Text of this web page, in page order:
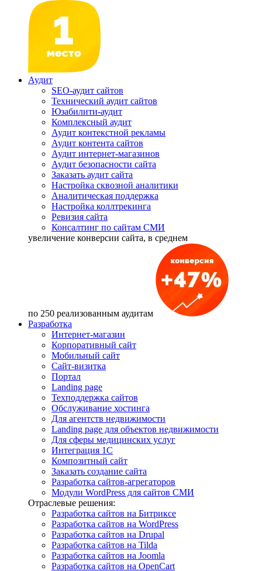
Аудит
SEO-аудит сайтов
Технический аудит сайтов
Юзабилити-аудит
Комплексный аудит
Аудит контекстной рекламы
Аудит контента сайтов
Аудит интернет-магазинов
Аудит безопасности сайта
Заказать аудит сайта
Настройка сквозной аналитики
Аналитическая поддержка
Настройка коллтрекинга
Ревизия сайта
Консалтинг по сайтам СМИ
увеличение конверсии сайта, в среднем
по 250 реализованным аудитам
Разработка
Интернет-магазин
Корпоративный сайт
Мобильный сайт
Сайт-визитка
Портал
Landing page
Техподдержка сайтов
Обслуживание хостинга
Для агентств недвижимости
Landing page для объектов недвижимости
Для сферы медицинских услуг
Интеграция 1С
Композитный сайт
Заказать создание сайта
Разработка сайтов-агрегаторов
Модули WordPress для сайтов СМИ
Отраслевые решения:
Разработка сайтов на Битриксе
Разработка сайтов на WordPress
Разработка сайтов на Drupal
Разработка сайтов на Tilda
Разработка сайтов на Joomla
Разработка сайтов на OpenCart